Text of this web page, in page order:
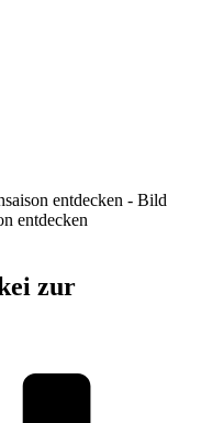
entdecken
zur